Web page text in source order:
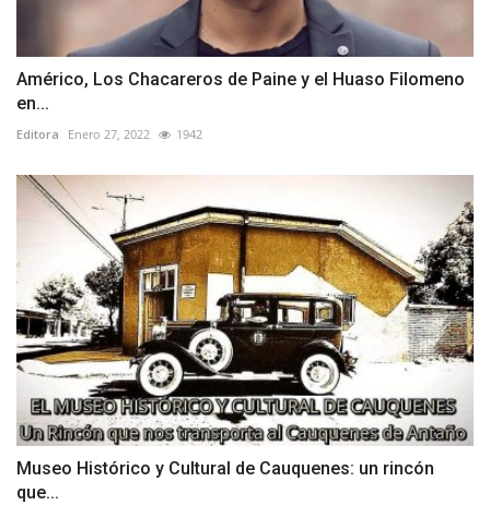
Américo, Los Chacareros de Paine y el Huaso Filomeno
en...
Editora Enero 27, 2022 1942
Museo Histórico y Cultural de Cauquenes: un rincón
que...